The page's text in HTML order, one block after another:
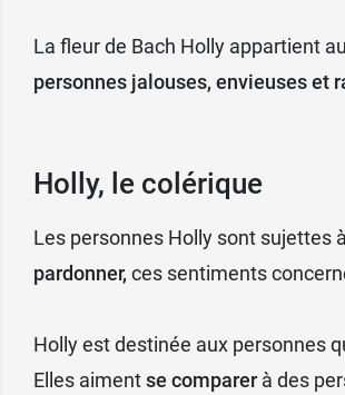
La fleur de Bach Holly appartient
personnes jalouses, envieuses et
Holly, le colérique
Les personnes Holly sont sujettes
pardonner, ces sentiments
Holly est destinée aux personnes
Elles aimentse comparer à des